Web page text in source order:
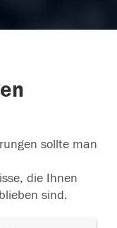
sollte man
die Ihnen
sind.